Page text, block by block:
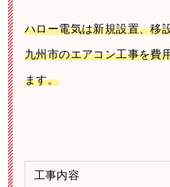
ハロー電気は新規設置、移
九州市のエアコン工事を費
ます。
工事内容